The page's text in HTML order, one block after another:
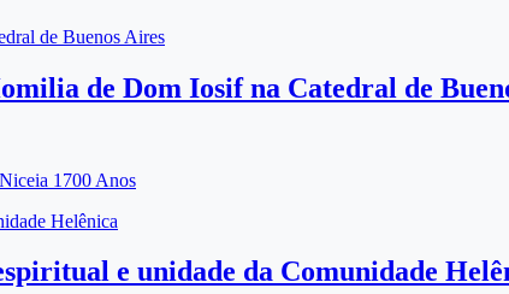
de Buenos Aires
de Dom Iosif na Catedral de
Niceia 1700 Anos
Helênica
e unidade da Comunidade